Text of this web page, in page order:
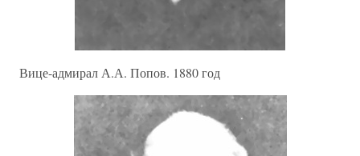
Вице-адмирал А.А. Попов. 1880 год